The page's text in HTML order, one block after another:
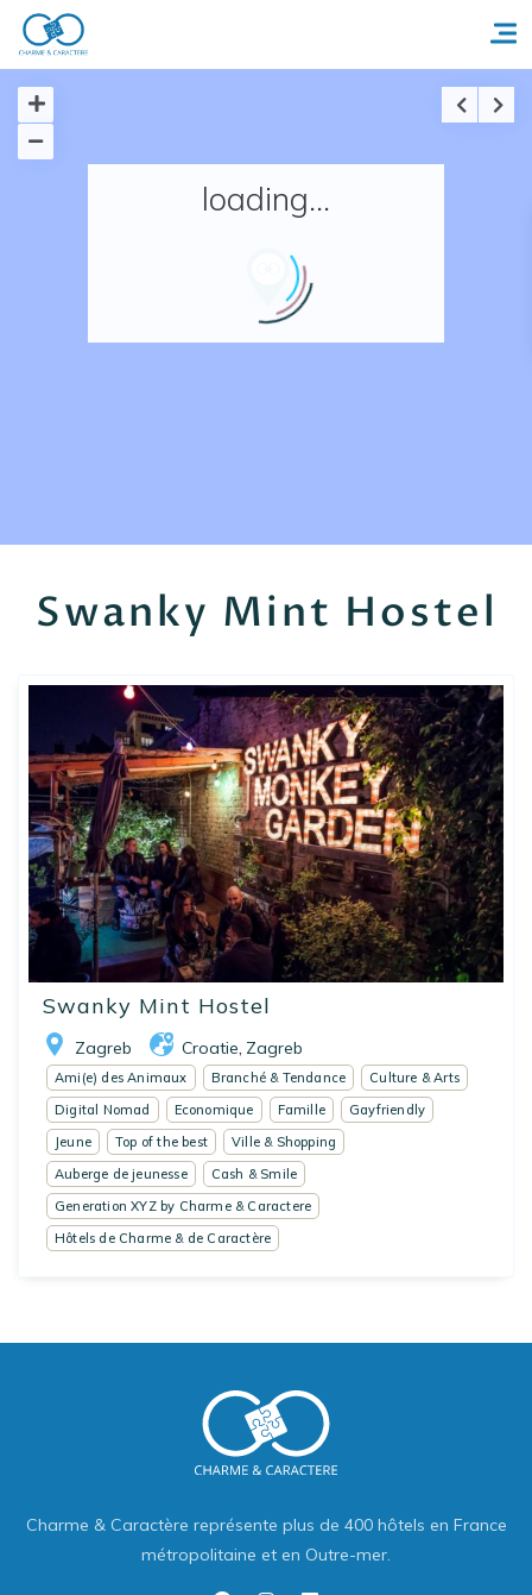
Accueil
Nos adresses en France
loading...
Swanky Mint Hostel
Swanky Mint Hostel
Zagreb Croatie Zagreb
Ami(e) des Animaux Branché & Tendance
Culture & Arts
Digital Nomad
Economique Famille
Gayfriendly
Jeune
Top of the best
Ville & Shopping
Auberge de jeunesse
Cash & Smile
Generation XYZ by Charme & Caractere
Hôtels de Charme & de Caractère
Charme & Caractère représente plus de 400 hôtels en France
métropolitaine et en Outre-mer.